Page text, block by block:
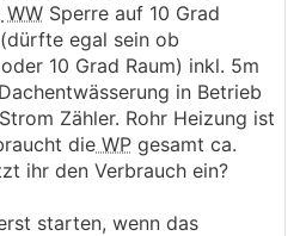
WW Sperre auf 10 Grad
egal sein ob
10 Grad Raum) inkl. 5m
in Betrieb
Strom Zähler. Rohr Heizung ist
die WP gesamt ca.
ihr den Verbrauch ein?
starten, wenn das